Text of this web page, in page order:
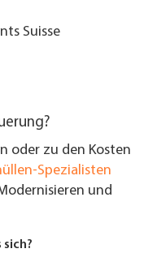
Suisse
oder zu den Kosten
Spezialisten
und